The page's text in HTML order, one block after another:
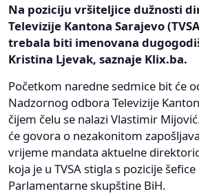
Na poziciju vršiteljice dužnosti
Televizije Kantona Sarajevo
trebala biti imenovana
Kristina Ljevak, saznaje Klix.ba.
Početkom naredne sedmice bit će
Nadzornog odbora Televizije
čijem čelu se nalazi Vlastimir
će govora o nezakonitom
vrijeme mandata aktuelne
koja je u TVSA stigla s pozicije
Parlamentarne skupštine BiH.